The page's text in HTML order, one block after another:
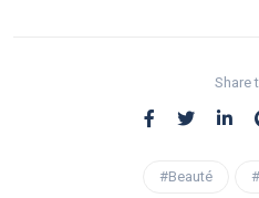
Share
#Beauté